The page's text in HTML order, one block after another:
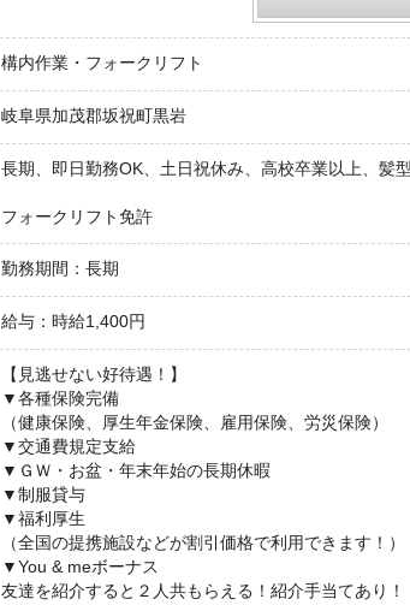
構内作業・フォークリフト
岐阜県加茂郡坂祝町黒岩
長期、即日勤務OK、土日祝休み、高校卒業以上、髪
フォークリフト免許
勤務期間：長期
給与：時給1,400円
【見逃せない好待遇！】
▼各種保険完備
（健康保険、厚生年金保険、雇用保険、労災保険）
▼交通費規定支給
▼ＧＷ・お盆・年末年始の長期休暇
▼制服貸与
▼福利厚生
（全国の提携施設などが割引価格で利用できます！）
▼You & meボーナス
友達を紹介すると２人共もらえる！紹介手当てあり！